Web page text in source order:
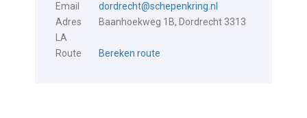
Email
dordrecht@schepenkring.nl
Adres
Baanhoekweg 1B, Dordrecht 3313
LA
Route
Bereken route